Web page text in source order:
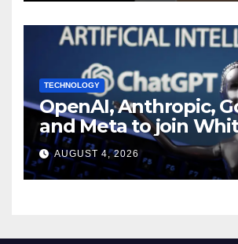
TECHNOLOGY
OpenAI, Anthropic,
and Meta to join
House AI security
AUGUST 4, 2026